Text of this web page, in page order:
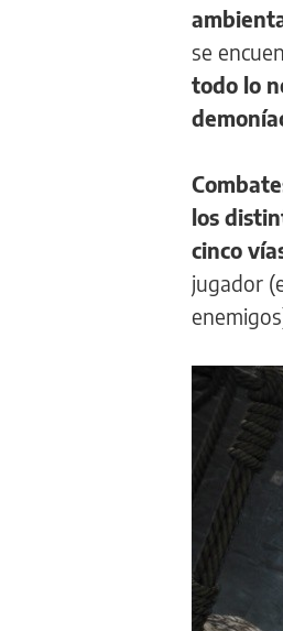
se
todo lo
los
cinco
jugador